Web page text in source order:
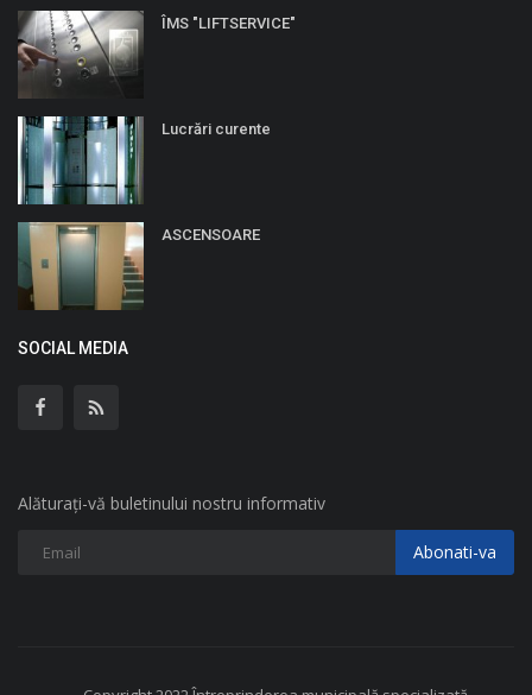
ÎMS "LIFTSERVICE"
Lucrări curente
ASCENSOARE
SOCIAL MEDIA
Alăturați-vă buletinului nostru informativ
Abonati-va